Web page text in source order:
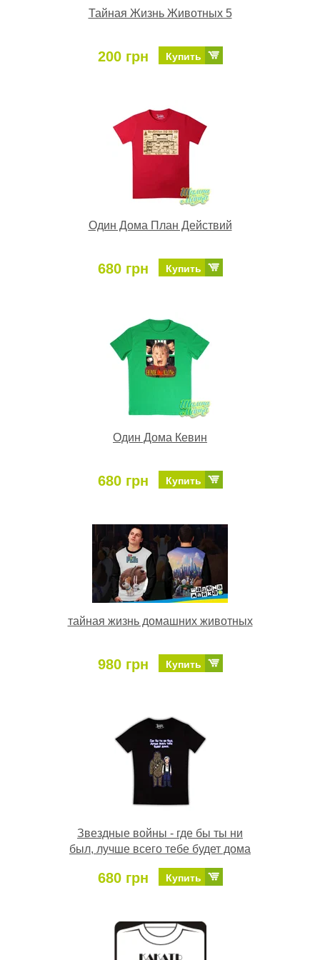
Тайная Жизнь Животных 5
200 грн Купить
Один Дома План Действий
680 грн Купить
Один Дома Кевин
680 грн Купить
тайная жизнь домашних животных
980 грн Купить
Звездные войны - где бы ты ни
был, лучше всего тебе будет дома
680 грн Купить